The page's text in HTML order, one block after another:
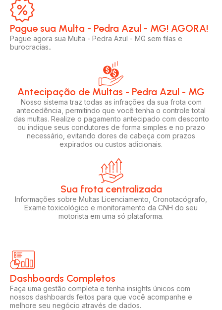
Pague sua Multa - Pedra Azul - MG! AGORA!​
Pague agora sua Multa - Pedra Azul - MG sem filas e
burocracias..
Antecipação de Multas - Pedra Azul - MG
Nosso sistema traz todas as infrações da sua frota com
antecedência, permitindo que você tenha o controle total
das multas. Realize o pagamento antecipado com desconto
ou indique seus condutores de forma simples e no prazo
necessário, evitando dores de cabeça com prazos
expirados ou custos adicionais.
Sua frota centralizada​
Informações sobre Multas Licenciamento, Cronotacógrafo,
Exame toxicológico e monitoramento da CNH do seu
motorista em uma só plataforma.
Dashboards Completos​​
Faça uma gestão completa e tenha insights únicos com
nossos dashboards feitos para que você acompanhe e
melhore seu negócio através de dados.